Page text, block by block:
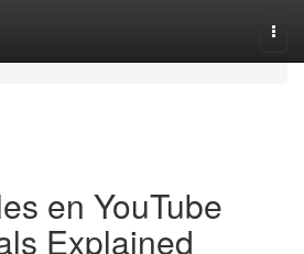
en YouTube
Explained